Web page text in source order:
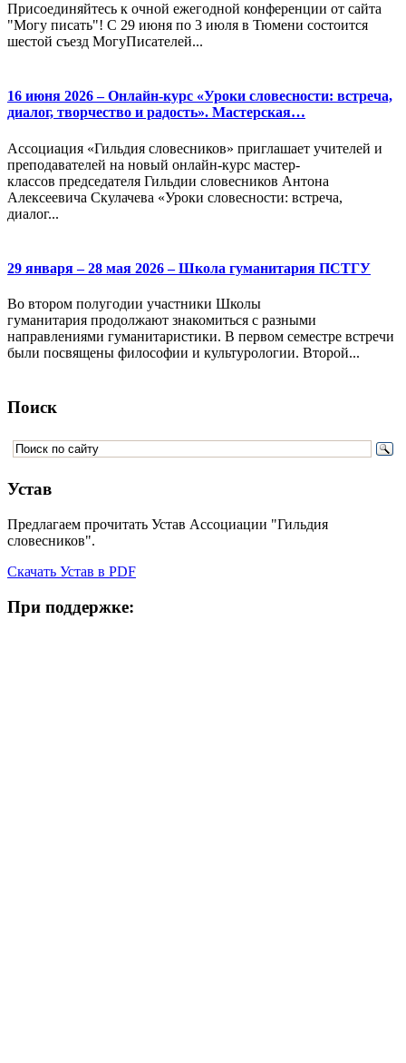
Присоединяйтесь к очной ежегодной конференции от сайта
"Могу писать"! С 29 июня по 3 июля в Тюмени состоится
шестой съезд МогуПисателей...
16 июня 2026 – Онлайн-курс «Уроки словесности: встреча,
диалог, творчество и радость». Мастерская…
Ассоциация «Гильдия словесников» приглашает учителей и
преподавателей на новый онлайн-курс мастер-
классов председателя Гильдии словесников Антона
Алексеевича Скулачева «Уроки словесности: встреча,
диалог...
29 января – 28 мая 2026 – Школа гуманитария ПСТГУ
Во втором полугодии участники Школы
гуманитария продолжают знакомиться с разными
направлениями гуманитаристики. В первом семестре встречи
были посвящены философии и культурологии. Второй...
Поиск
Устав
Предлагаем прочитать Устав Ассоциации "Гильдия
словесников".
Скачать Устав в PDF
При поддержке: